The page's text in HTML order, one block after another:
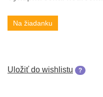
Na žiadanku
Uložiť do wishlistu ?